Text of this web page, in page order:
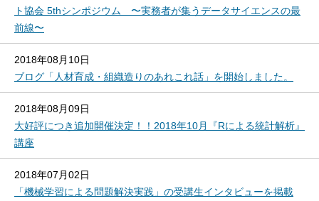
ト協会 5thシンポジウム 〜実務者が集うデータサイエンスの最
前線〜
2018年08月10日
ブログ「人材育成・組織造りのあれこれ話」を開始しました。
2018年08月09日
大好評につき追加開催決定！！2018年10月『Rによる統計解析』
講座
2018年07月02日
「機械学習による問題解決実践」の受講生インタビューを掲載